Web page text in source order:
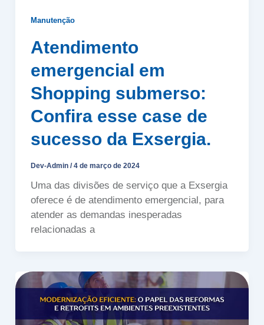
Manutenção
Atendimento
emergencial em
Shopping submerso:
Confira esse case de
sucesso da Exsergia.
Dev-Admin /4 de março de 2024
Uma das divisões de serviço que a Exsergia
oferece é de atendimento emergencial, para
atender as demandas inesperadas
relacionadas a